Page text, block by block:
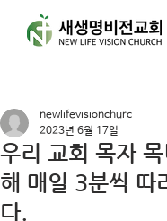
우리 교회 목자
해 매일 3분씩 따
다.
newlifevisionchurc
2023년 6월 17일